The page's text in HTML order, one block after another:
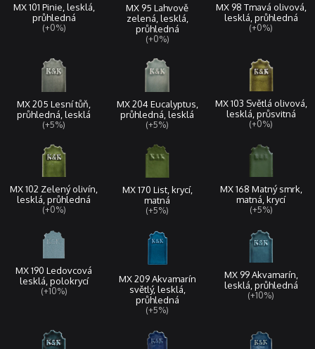
MX 101 Pinie, lesklá,
průhledná
(+0%)
MX 95 Lahvově
zelená, lesklá,
průhledná
(+0%)
MX 98 Tmavá olivová,
lesklá, průhledná
(+0%)
MX 205 Lesní tůň,
průhledná, lesklá
(+5%)
MX 204 Eucalyptus,
průhledná, lesklá
(+5%)
MX 103 Světlá olivová,
lesklá, průsvitná
(+0%)
MX 102 Zelený olivín,
lesklá, průhledná
(+0%)
MX 170 List, krycí,
matná
(+5%)
MX 168 Matný smrk,
matná, krycí
(+5%)
MX 190 Ledovcová
lesklá, polokrycí
(+10%)
MX 209 Akvamarín
světlý, lesklá,
průhledná
(+5%)
MX 99 Akvamarín,
lesklá, průhledná
(+10%)